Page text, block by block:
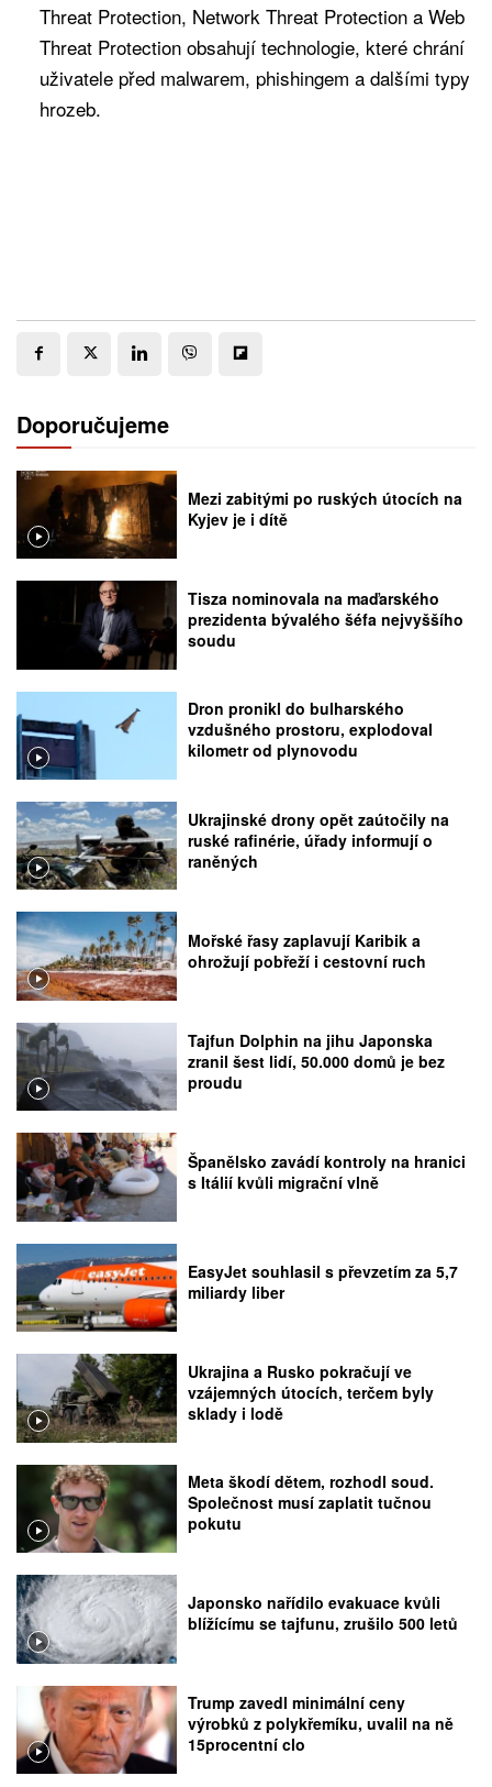
Threat Protection, Network Threat Protection a Web
Threat Protection obsahují technologie, které chrání
uživatele před malwarem, phishingem a dalšími typy
hrozeb.
Doporučujeme
Mezi zabitými po ruských útocích na
Kyjev je i dítě
Tisza nominovala na maďarského
prezidenta bývalého šéfa nejvyššího
soudu
Dron pronikl do bulharského
vzdušného prostoru, explodoval
kilometr od plynovodu
Ukrajinské drony opět zaútočily na
ruské rafinérie, úřady informují o
raněných
Mořské řasy zaplavují Karibik a
ohrožují pobřeží i cestovní ruch
Tajfun Dolphin na jihu Japonska
zranil šest lidí, 50.000 domů je bez
proudu
Španělsko zavádí kontroly na hranici
s Itálií kvůli migrační vlně
EasyJet souhlasil s převzetím za 5,7
miliardy liber
Ukrajina a Rusko pokračují ve
vzájemných útocích, terčem byly
sklady i lodě
Meta škodí dětem, rozhodl soud.
Společnost musí zaplatit tučnou
pokutu
Japonsko nařídilo evakuace kvůli
blížícímu se tajfunu, zrušilo 500 letů
Trump zavedl minimální ceny
výrobků z polykřemíku, uvalil na ně
15procentní clo